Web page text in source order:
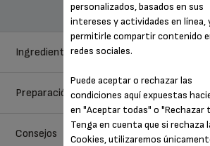
Ingredientes
50 ml de espresso
50 ml de nata para montar (35 % m. g.)
1 cucharilla de cacao amargo en polvo
Preparación
Usar unas varillas o un sifón para montar la
Consejos
personalizados, basados en sus
intereses y actividades en línea,
permitirle compartir contenido
redes sociales.
Puede aceptar o rechazar las
condiciones aquí expuestas
en "Aceptar todas" o "Rechazar
Tenga en cuenta que si rechaza
Cookies, utilizaremos